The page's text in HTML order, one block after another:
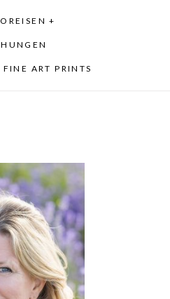
+
FINE ART PRINTS
in
wie
–